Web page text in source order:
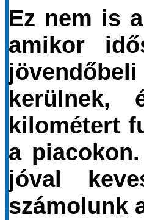
Ez nem is
amikor
kerülnek,
kilométert
a
jóval
számolunk